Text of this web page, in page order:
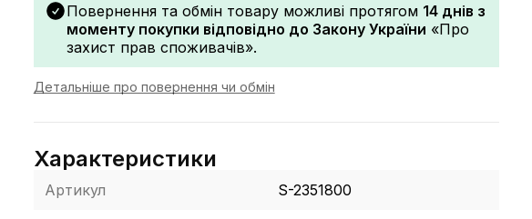
Повернення та обмін товару можливі протягом 14 днів з
моменту покупки відповідно до Закону України «Про
захист прав споживачів».
Детальніше про повернення чи обмін
Характеристики
Артикул S-2351800